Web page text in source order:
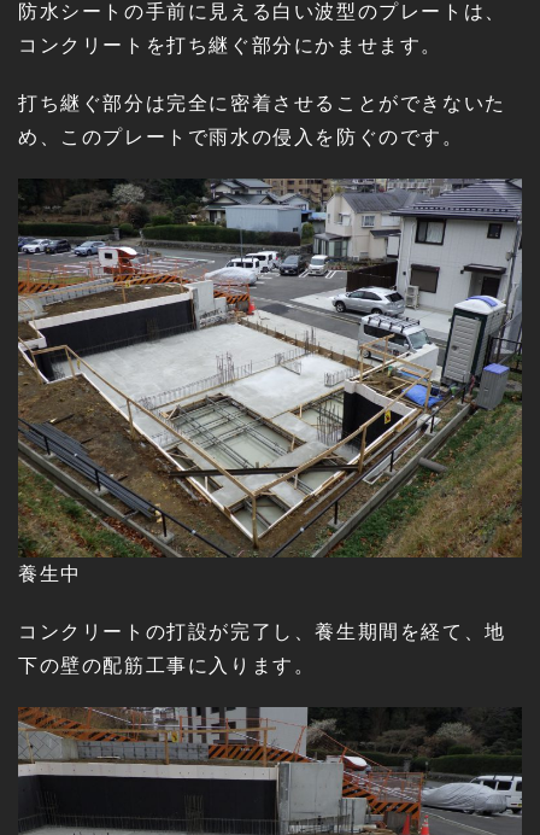
防水シートの手前に見える白い波型のプレートは、
コンクリートを打ち継ぐ部分にかませます。
打ち継ぐ部分は完全に密着させることができないた
め、このプレートで雨水の侵入を防ぐのです。
養生中
コンクリートの打設が完了し、養生期間を経て、地
下の壁の配筋工事に入ります。